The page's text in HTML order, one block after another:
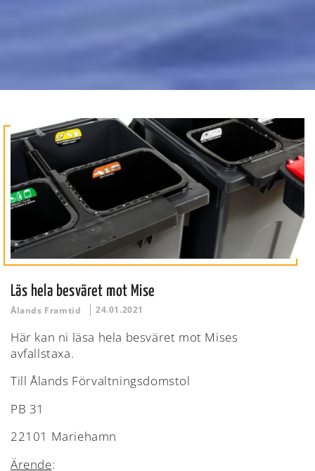
Läs hela besväret mot Mise
Ålands Framtid 24.01.2021
Här kan ni läsa hela besväret mot Mises
avfallstaxa.
Till Ålands Förvaltningsdomstol
PB 31
22101 Mariehamn
Ärende: